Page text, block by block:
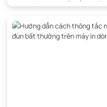
hơn, đó là in trực tiếp bằng thẻ